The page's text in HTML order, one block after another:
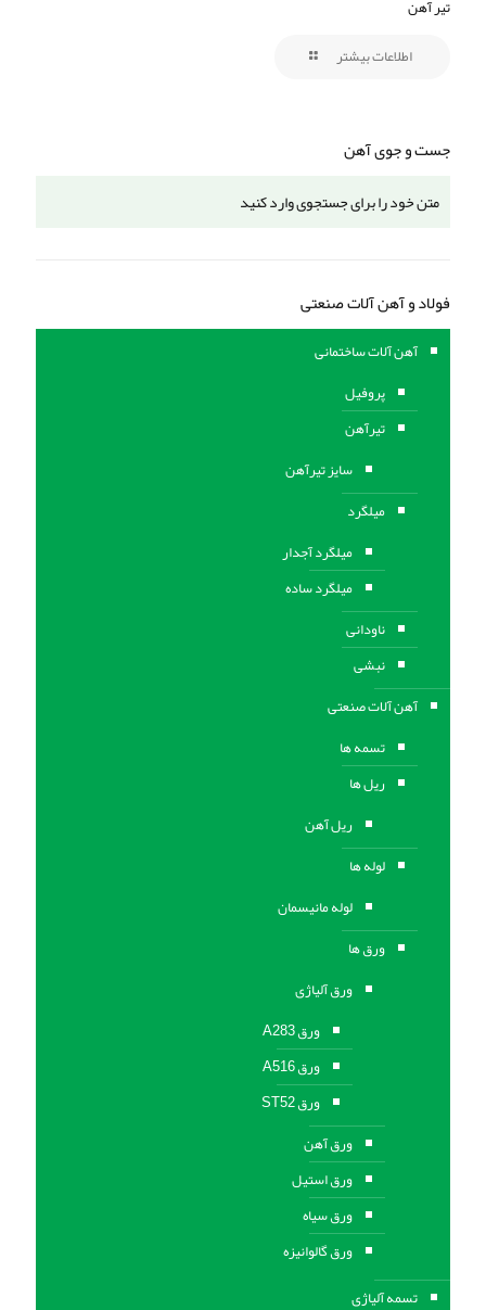
تیر آهن
اطلاعات بیشتر
جست و جوی آهن
فولاد و آهن آلات صنعتی
آهن آلات ساختمانی
پروفیل
تیرآهن
سایز تیرآهن
میلگرد
میلگرد آجدار
میلگرد ساده
ناودانی
نبشی
آهن آلات صنعتی
تسمه ها
ریل ها
ریل آهن
لوله ها
لوله مانیسمان
ورق ها
ورق آلیاژی
ورق A283
ورق A516
ورق ST52
ورق آهن
ورق استیل
ورق سیاه
ورق گالوانیزه
تسمه آلیاژی